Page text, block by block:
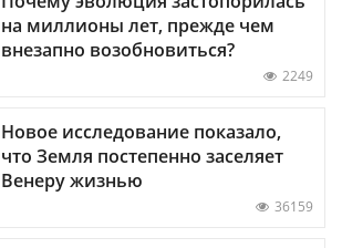
на миллионы лет, прежде чем
внезапно возобновиться?
2249
Новое исследование показало,
что Земля постепенно заселяет
Венеру жизнью
36159